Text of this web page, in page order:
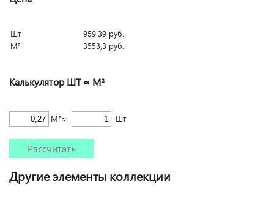
Шт 959.39 руб.
М²
3553,3 руб.
Калькулятор ШТ ≈ М²
М²≈ Шт
Рассчитать
Другие элементы коллекции